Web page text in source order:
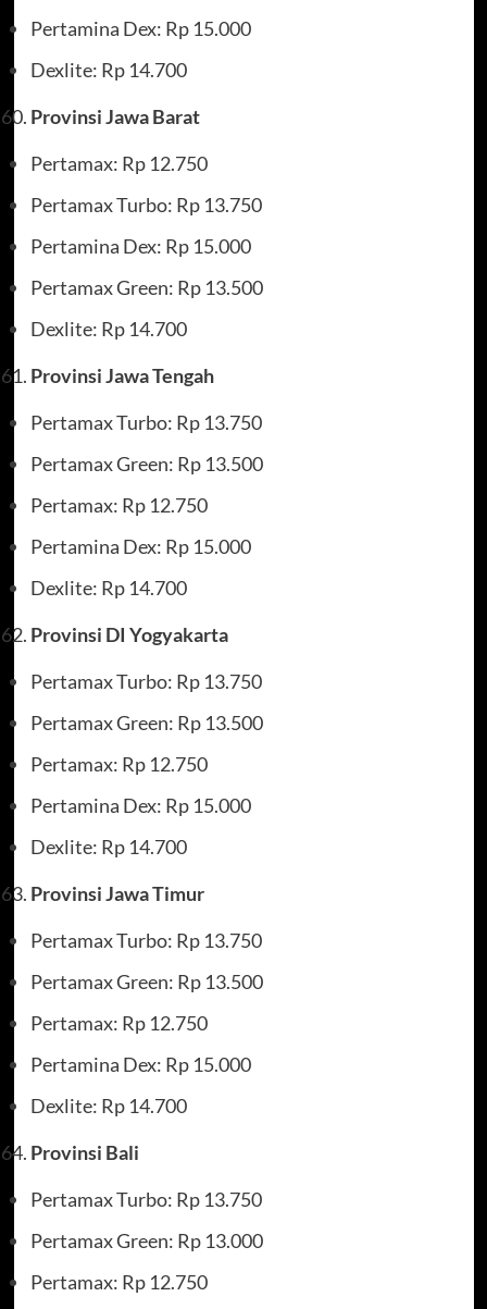
Pertamina Dex: Rp 15.000
Dexlite: Rp 14.700
Provinsi Jawa Barat
Pertamax: Rp 12.750
Pertamax Turbo: Rp 13.750
Pertamina Dex: Rp 15.000
Pertamax Green: Rp 13.500
Dexlite: Rp 14.700
Provinsi Jawa Tengah
Pertamax Turbo: Rp 13.750
Pertamax Green: Rp 13.500
Pertamax: Rp 12.750
Pertamina Dex: Rp 15.000
Dexlite: Rp 14.700
Provinsi DI Yogyakarta
Pertamax Turbo: Rp 13.750
Pertamax Green: Rp 13.500
Pertamax: Rp 12.750
Pertamina Dex: Rp 15.000
Dexlite: Rp 14.700
Provinsi Jawa Timur
Pertamax Turbo: Rp 13.750
Pertamax Green: Rp 13.500
Pertamax: Rp 12.750
Pertamina Dex: Rp 15.000
Dexlite: Rp 14.700
Provinsi Bali
Pertamax Turbo: Rp 13.750
Pertamax Green: Rp 13.000
Pertamax: Rp 12.750